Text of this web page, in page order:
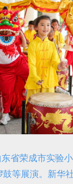
省荣成市实验
等展演。新华